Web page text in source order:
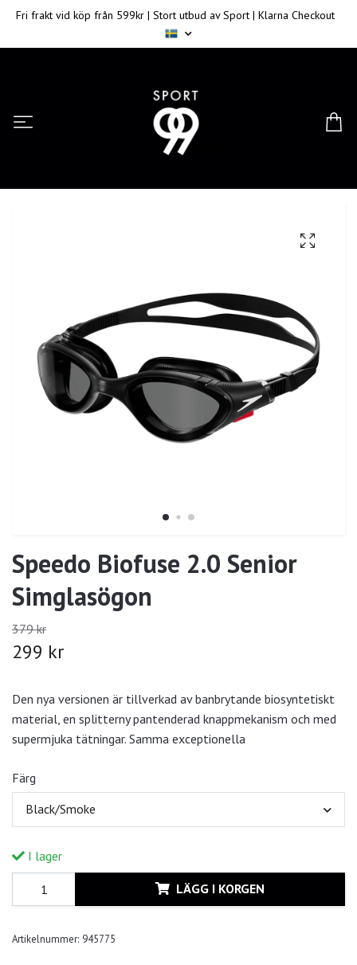
Fri frakt vid köp från 599kr | Stort utbud av Sport | Klarna Checkout
Speedo Biofuse 2.0 Senior
Simglasögon
379 kr
299 kr
Den nya versionen är tillverkad av banbrytande biosyntetiskt
material, en splitterny pantenderad knappmekanism och med
supermjuka tätningar. Samma exceptionella
Färg
Black/Smoke
I lager
LÄGG I KORGEN
Artikelnummer: 945775